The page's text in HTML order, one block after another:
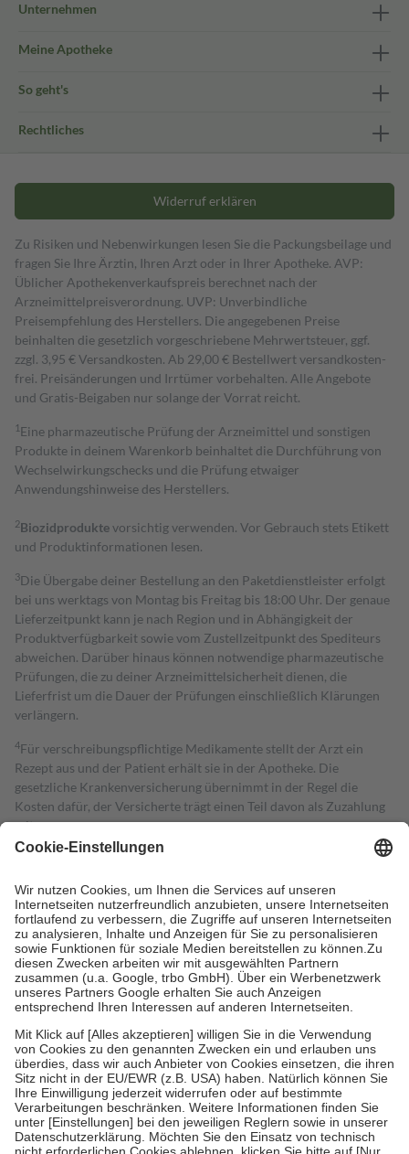
Unternehmen
Meine Apotheke
So geht's
Rechtliches
Widerruf erklären
Zu Risiken und Nebenwirkungen lesen Sie die Packungsbeilage und
fragen Sie Ihre Ärztin, Ihren Arzt oder in Ihrer Apotheke. AVP:
Üblicher Apothekenverkaufspreis berechnet nach der
Arzneimittelpreisverordnung. UVP: Unverbindliche
Preisempfehlung des Herstellers. Die angegebenen Preise
beinhalten die gesetzlich vorgeschriebene Mehrwertsteuer, ggf.
zzgl. 3,95 € Versandkosten. Ab 29,00 € Bestell­wert versand­kosten­
frei. Preisänderungen und Irrtümer vorbehalten. Alle Angebote
und Gratis-Beigaben nur solange der Vorrat reicht.
1 Eine pharmazeutische Prüfung der Arzneimittel und sonstigen
Produkte in deinem Warenkorb beinhaltet die Durchführung von
Wechselwirkungschecks und die Prüfung etwaiger
Anwendungshinweise des Herstellers.
2Biozidproduktevorsichtig verwenden. Vor Gebrauch stets Etikett
und Produktinformationen lesen.
3Die Übergabe deiner Bestellung an den Paketdienstleister erfolgt
bei uns werktags von Montag bis Freitag bis 18:00 Uhr. Der genaue
Lieferzeitpunkt kann je nach Region und in Abhängigkeit der
Produktverfügbarkeit sowie vom Zustellzeitpunkt des Spediteurs
abweichen. Darüber hinaus können notwendige pharmazeutische
Prüfungen, die zu deiner Arzneimittelsicherheit dienen, die
Lieferfrist um die Dauer der Prüfungen einschließlich Klärungen
verlängern.
4Für verschreibungspflichtige Medikamente stellt der Arzt ein
Rezept aus und der Patient erhält sie in der Apotheke. Die
gesetzliche Krankenversicherung übernimmt in der Regel die
Kosten dafür, der Versicherte trägt einen Teil davon als Zuzahlung
mit.
Grundsätzlich leisten Mitglieder Zuzahlungen in Höhe von zehn
höchstens zehn Euro.
Es sind jedoch nie mehr als die tatsächlichen
Kosten der Leistung zu entrichten.
Diese Regeln gelten grundsätzlich auch für Online-Apotheken.
Bei Heilmitteln und häuslicher Krankenpflege beträgt die
Zuzahlung zehn Prozent der Kosten sowie zehn Euro je
Verordnung.
Um das Engagement der Versicherten für ihre eigene Gesundheit zu
stärken und die besondere Stellung der Familie zu unterstützen,
fallenkeine Zuzahlungenan bei:
• Kindern und Jugendlichen bis zum vollendeten 18. Lebensjahr
mit Ausnahme der Fahrkosten
• Untersuchungen zur Vorsorge und Früherkennung, die von der
GKV getragen werden
• empfohlenen Schutzimpfungen